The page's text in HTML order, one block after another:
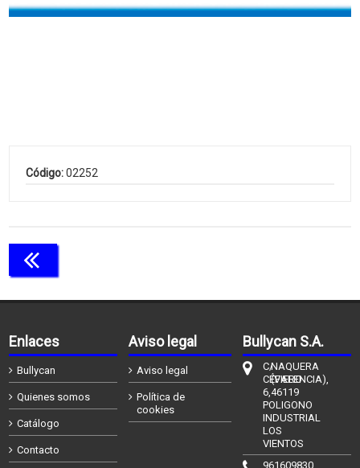
Código:02252
Enlaces
Bullycan
Quienes somos
Catálogo
Contacto
Aviso legal
Aviso legal
Política de
cookies
Bullycan S.A.
C/
CÉFIERO
6,
POLIGONO
INDUSTRIAL
LOS
VIENTOS
NAQUERA
(VALENCIA),
46119
961609830